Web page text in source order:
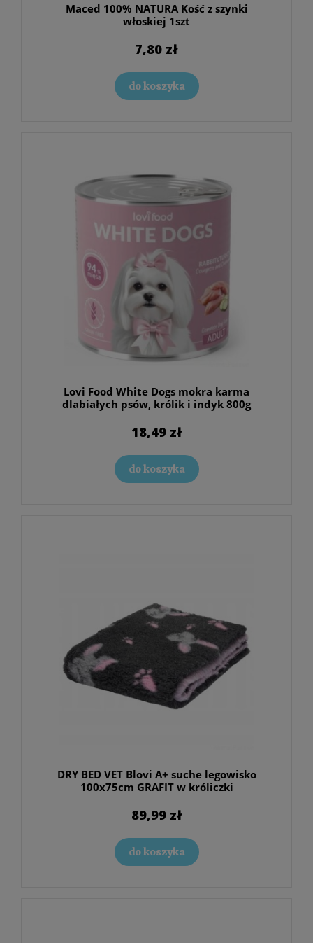
Maced 100% NATURA Kość z szynki
włoskiej 1szt
7,80 zł
do koszyka
Lovi Food White Dogs mokra karma
dlabiałych psów, królik i indyk 800g
18,49 zł
do koszyka
DRY BED VET Blovi A+ suche legowisko
100x75cm GRAFIT w króliczki
89,99 zł
do koszyka